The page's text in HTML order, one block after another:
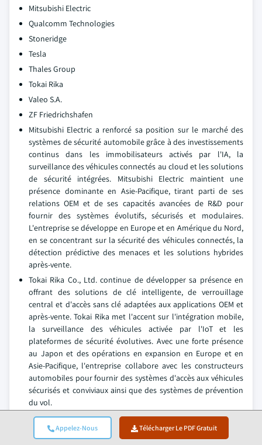
Appelez-Nous Télécharger Le PDF Gratuit
Mitsubishi Electric
Qualcomm Technologies
Stoneridge
Tesla
Thales Group
Tokai Rika
Valeo S.A.
ZF Friedrichshafen
Mitsubishi Electric a renforcé sa position sur le marché des
systèmes de sécurité automobile grâce à des investissements
continus dans les immobilisateurs activés par l'IA, la
surveillance des véhicules connectés au cloud et les solutions
de sécurité intégrées. Mitsubishi Electric maintient une
présence dominante en Asie-Pacifique, tirant parti de ses
relations OEM et de ses capacités avancées de R&D pour
fournir des systèmes évolutifs, sécurisés et modulaires.
L'entreprise se développe en Europe et en Amérique du Nord,
en se concentrant sur la sécurité des véhicules connectés, la
détection prédictive des menaces et les solutions hybrides
après-vente.
Tokai Rika Co., Ltd. continue de développer sa présence en
offrant des solutions de clé intelligente, de verrouillage
central et d'accès sans clé adaptées aux applications OEM et
après-vente. Tokai Rika met l'accent sur l'intégration mobile,
la surveillance des véhicules activée par l'IoT et les
plateformes de sécurité évolutives. Avec une forte présence
au Japon et des opérations en expansion en Europe et en
Asie-Pacifique, l'entreprise collabore avec les constructeurs
automobiles pour fournir des systèmes d'accès aux véhicules
sécurisés et conviviaux ainsi que des systèmes de prévention
du vol.
Marché des systèmes de sécurité automobile Attributs
du rapport